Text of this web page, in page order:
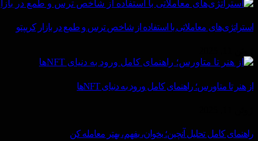
استراتژی‌های معاملاتی با استفاده از شاخص ترس و طمع در بازار کریپتو
از هنر تا متاورس؛ راهنمای کامل ورود به دنیای NFTها
راهنمای کامل تحلیل آنچین؛ بخوان، بفهم، بهتر معامله کن